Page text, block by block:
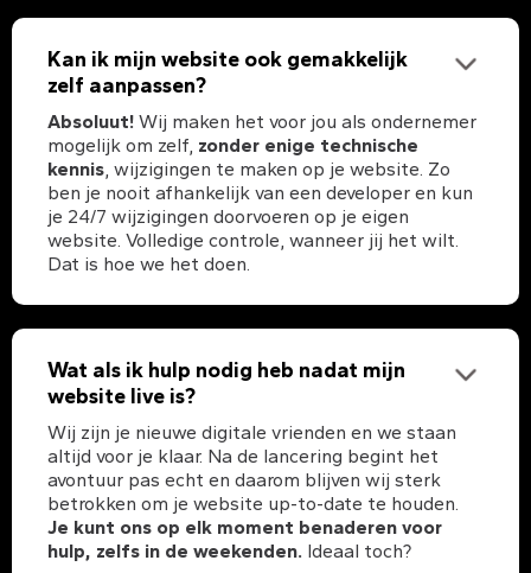
Kan ik mijn website ook gemakkelijk
zelf aanpassen?
Absoluut! Wij maken het voor jou als ondernemer
mogelijk om zelf, zonder enige technische
kennis, wijzigingen te maken op je website. Zo
ben je nooit afhankelijk van een developer en kun
je 24/7 wijzigingen doorvoeren op je eigen
website. Volledige controle, wanneer jij het wilt.
Dat is hoe we het doen.
Wat als ik hulp nodig heb nadat mijn
website live is?
Wij zijn je nieuwe digitale vrienden en we staan
altijd voor je klaar. Na de lancering begint het
avontuur pas echt en daarom blijven wij sterk
betrokken om je website up-to-date te houden.
Je kunt ons op elk moment benaderen voor
hulp, zelfs in de weekenden. Ideaal toch?